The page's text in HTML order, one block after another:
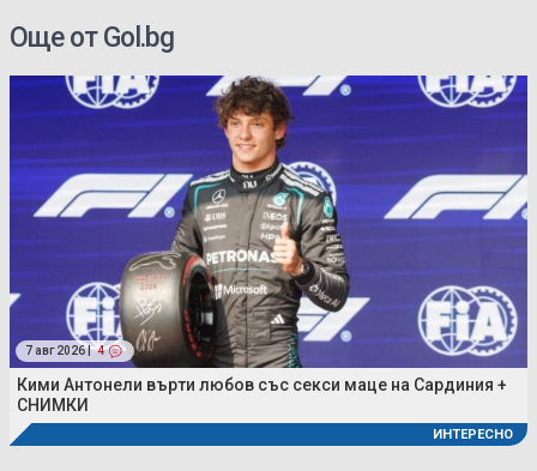
Още от Gol.bg
7 авг 2026 | 4
Кими Антонели върти любов със секси маце на Сардиния +
СНИМКИ
ИНТЕРЕСНО